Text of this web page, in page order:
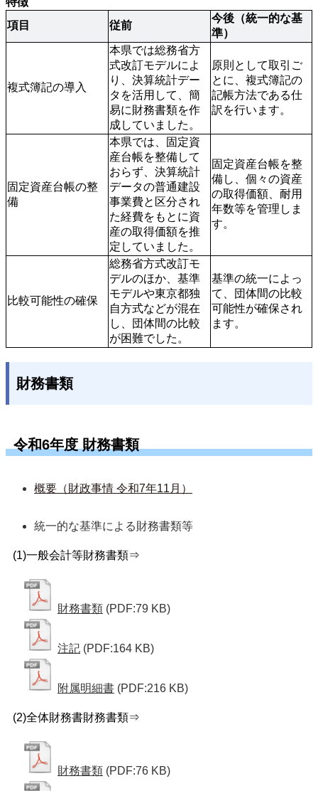
項目
従前
今後（統一的な基
準）
複式簿記の導入
本県では総務省方
式改訂モデルによ
り、決算統計デー
タを活用して、簡
易に財務書類を作
成していました。
原則として取引ご
とに、複式簿記の
記帳方法である仕
訳を行います。
固定資産台帳の整
備
本県では、固定資
産台帳を整備して
おらず、決算統計
データの普通建設
事業費と区分され
た経費をもとに資
産の取得価額を推
定していました。
固定資産台帳を整
備し、個々の資産
の取得価額、耐用
年数等を管理しま
す。
比較可能性の確保
総務省方式改訂モ
デルのほか、基準
モデルや東京都独
自方式などが混在
し、団体間の比較
が困難でした。
基準の統一によっ
て、団体間の比較
可能性が確保され
ます。
財務書類
令和6年度 財務書類
概要（財政事情 令和7年11月）
統一的な基準による財務書類等
(1)一般会計等財務書類⇒
財務書類 (PDF:79 KB)
注記 (PDF:164 KB)
附属明細書 (PDF:216 KB)
(2)全体財務書財務書類⇒
財務書類 (PDF:76 KB)